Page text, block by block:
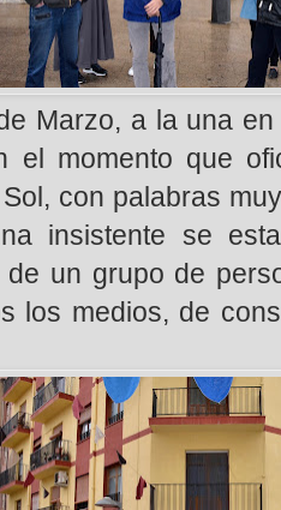
Marzo, a la una
el momento que
con palabras
insistente se
de un grupo de
los medios, de